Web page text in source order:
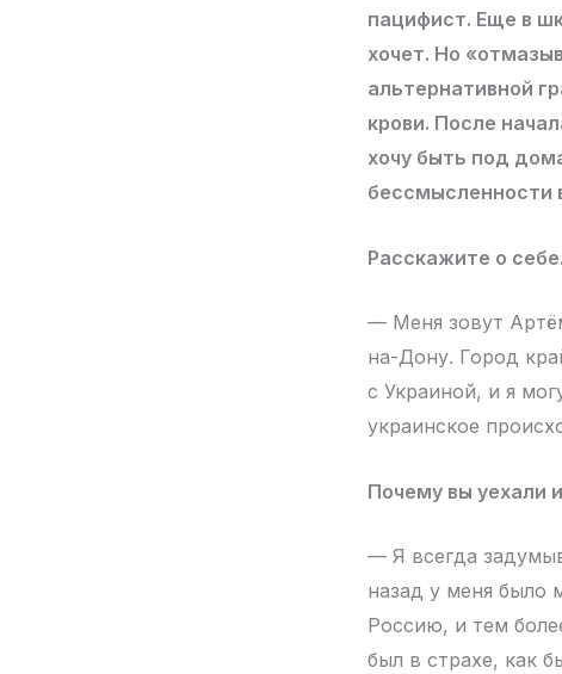
пацифист. Еще в
хочет. Но
альтернативной
крови. После
хочу быть под
бессмысленности
Расскажите о себе.
— Меня зовут
на-Дону. Город
с Украиной, и я
украинское
Почему вы уехали
— Я всегда
назад у меня было
Россию, и тем
был в страхе, как